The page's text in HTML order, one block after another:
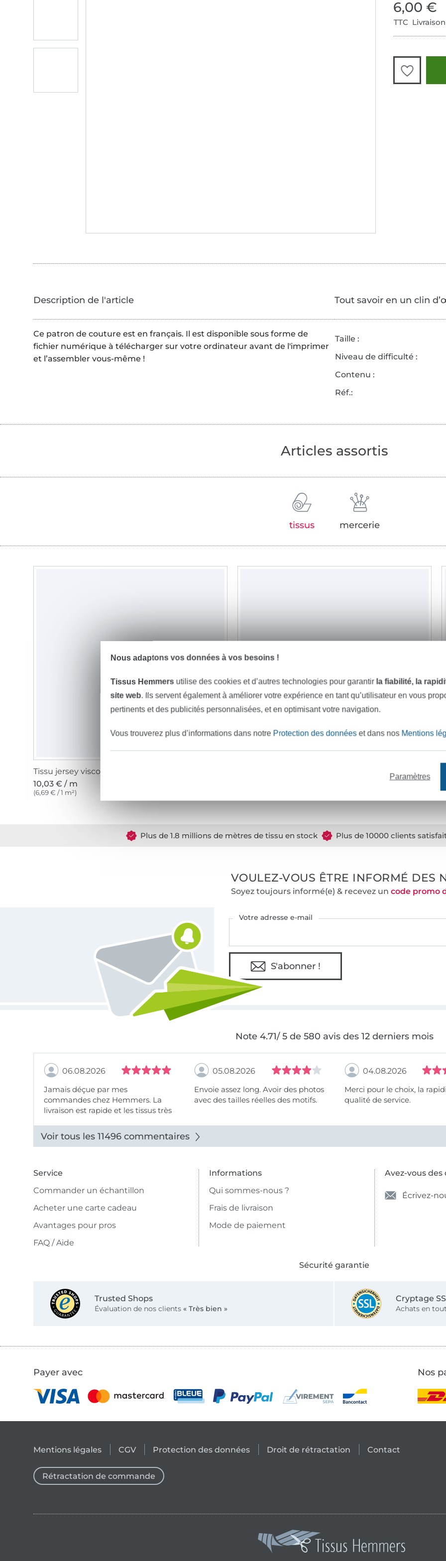
6,00 €
TTC
Ce patron de couture est en français. Il est disponible sous forme de
fichier numérique à télécharger sur votre ordinateur avant de l'imprimer
et l’assembler vous-même !
Tout savoir en un clin
Taille :
Niveau de difficulté :
Contenu :
Réf.:
Articles assortis
tissus mercerie
Tissu jersey viscose, rouge sang
10,03 € / m
(6,69 € / 1 m²)
Plus de 1.8 millions de mètres de tissu en stock Plus de 10000 clients
VOULEZ-VOUS ÊTRE INFORMÉ DES
Soyez toujours informé(e) & recevez un code promo
Votre adresse e-mail
S'abonner !
Note 4.71/ 5 de 580 avis des 12 derniers mois
06.08.2026
Jamais déçue par mes
commandes chez Hemmers. La
livraison est rapide et les tissus très
05.08.2026
Envoie assez long. Avoir des photos
avec des tailles réelles des motifs.
04.08.2026
Merci pour le choix, la rapidité, la
qualité de service.
Voir tous les 11496 commentaires
Service
Commander un échantillon
Acheter une carte cadeau
Avantages pour pros
FAQ / Aide
Informations
Qui sommes-nous ?
Frais de livraison
Mode de paiement
Avez-vous des
Écrivez-
Sécurité garantie
Trusted Shops
Évaluation de nos clients « Très bien »
Cryptage
Achats en
Payer avec Nos
Mentions légales CGV Protection des données Droit de rétractation Contact
Rétractation de commande
Nous adaptons vos données à vos besoins !
Tissus Hemmers utilise des cookies et d’autres technologies pour garantir la fiabilité, la
site web. Ils servent également à améliorer votre expérience en tant qu’utilisateur en vous
pertinents et des publicités personnalisées, et en optimisant votre navigation.
Vous trouverez plus d’informations dans notre Protection des donnéeset dans nos Mentions
Paramètres